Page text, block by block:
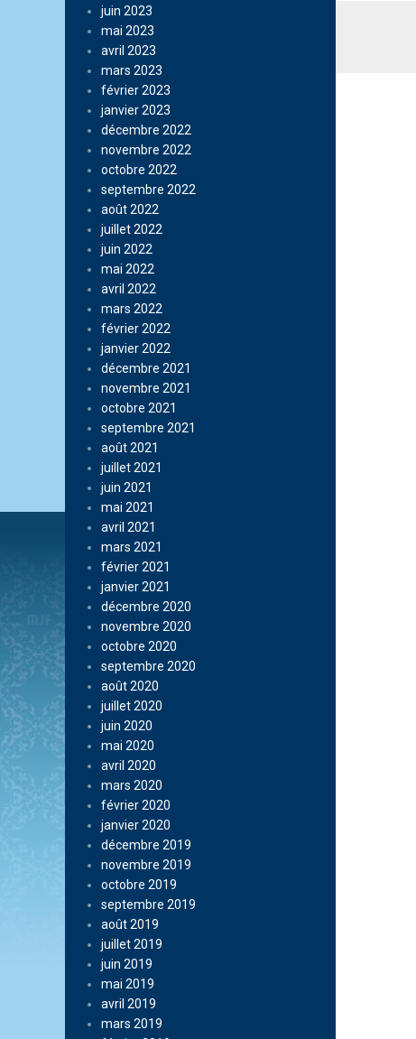
juin 2023
mai 2023
avril 2023
mars 2023
février 2023
janvier 2023
décembre 2022
novembre 2022
octobre 2022
septembre 2022
août 2022
juillet 2022
juin 2022
mai 2022
avril 2022
mars 2022
février 2022
janvier 2022
décembre 2021
novembre 2021
octobre 2021
septembre 2021
août 2021
juillet 2021
juin 2021
mai 2021
avril 2021
mars 2021
février 2021
janvier 2021
décembre 2020
novembre 2020
octobre 2020
septembre 2020
août 2020
juillet 2020
juin 2020
mai 2020
avril 2020
mars 2020
février 2020
janvier 2020
décembre 2019
novembre 2019
octobre 2019
septembre 2019
août 2019
juillet 2019
juin 2019
mai 2019
avril 2019
mars 2019